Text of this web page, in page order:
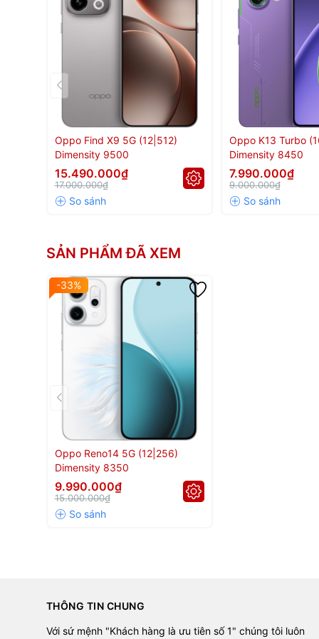
📱 OPPO Reno14
camera đỉnh cao
OPPO tiếp tục khẳng định vị thế với Reno14, chiếc
hoàn hảo cho người dùng trẻ yêu thích công nghệ và
Oppo Find X9 5G (12|512)
Dimensity 9500
15.490.000₫
17.000.000₫
Oppo K13 Turbo
Dimensity 8450
7.990.000₫
9.000.000₫
SẢN PHẨM ĐÃ XEM
-33%
Oppo Reno14 5G (12|256)
Dimensity 8350
9.990.000₫
15.000.000₫
THÔNG TIN CHUNG
Với sứ mệnh "Khách hàng là ưu tiên số 1" chúng tôi luôn